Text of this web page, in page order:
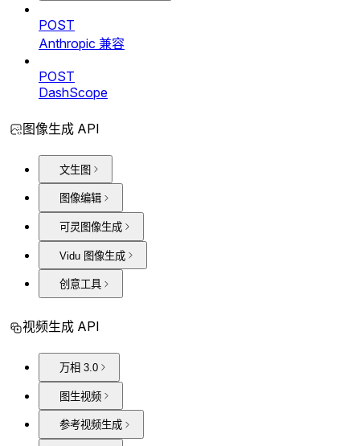
POST
Anthropic 兼容
POST
DashScope
图像生成 API
文生图
图像编辑
可灵图像生成
Vidu 图像生成
创意工具
视频生成 API
万相 3.0
图生视频
参考视频生成